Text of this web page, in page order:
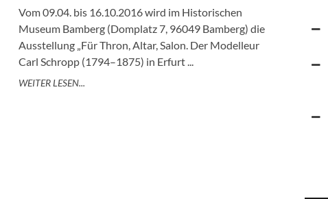
Vom 09.04. bis 16.10.2016 wird im Historischen
Museum Bamberg (Domplatz 7, 96049 Bamberg) die
Ausstellung „Für Thron, Altar, Salon. Der Modelleur
Carl Schropp (1794–1875) in Erfurt ...
WEITER LESEN...